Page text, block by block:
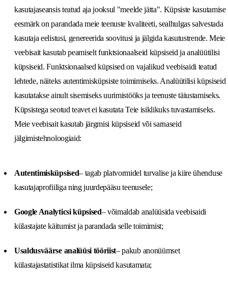
kasutajaseansis teatud aja jooksul "meelde jätta". Küpsiste kasutamise
eesmärk on parandada meie teenuste kvaliteeti, sealhulgas salvestada
kasutaja eelistusi, genereerida soovitusi ja jälgida kasutustrende. Meie
veebisait kasutab peamiselt funktsionaalseid küpsiseid ja analüütilisi
küpsiseid. Funktsionaalsed küpsised on vajalikud veebisaidi teatud
lehtede, näiteks autentimisküpsiste toimimiseks. Analüütilisi küpsiseid
kasutatakse ainult sisemiseks uurimistööks ja teenuste täiustamiseks.
Küpsistega seotud teavet ei kasutata Teie isiklikuks tuvastamiseks.
Meie veebisait kasutab järgmisi küpsiseid või sarnaseid
jälgimistehnoloogiaid:
Autentimisküpsised– tagab platvormidel turvalise ja kiire ühenduse
kasutajaprofiiliga ning juurdepääsu teenusele;
Google Analyticsi küpsised– võimaldab analüüsida veebisaidi
külastajate käitumist ja parandada selle toimimist;
Usaldusväärse analüüsi tööriist– pakub anonüümset
külastajastatistikat ilma küpsiseid kasutamata;